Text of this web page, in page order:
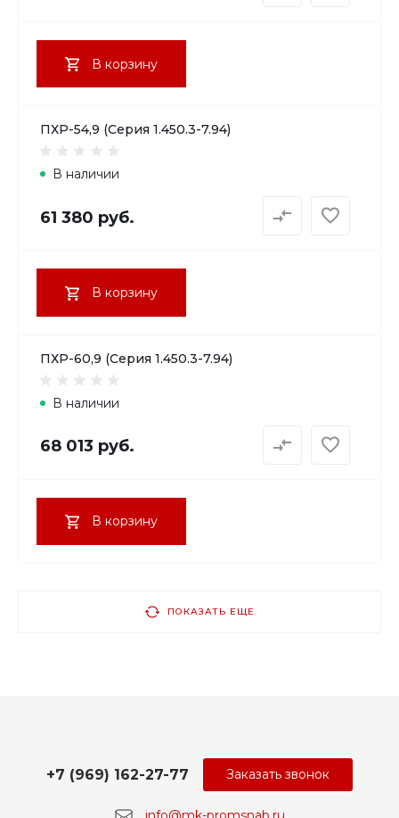
В корзину
ПХР-54,9 (Серия 1.450.3-7.94)
В наличии
61 380 руб.
В корзину
ПХР-60,9 (Серия 1.450.3-7.94)
В наличии
68 013 руб.
В корзину
ПОКАЗАТЬ ЕЩЕ
+7 (969) 162-27-77 Заказать звонок